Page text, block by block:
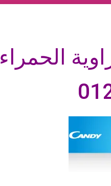
الحمراء